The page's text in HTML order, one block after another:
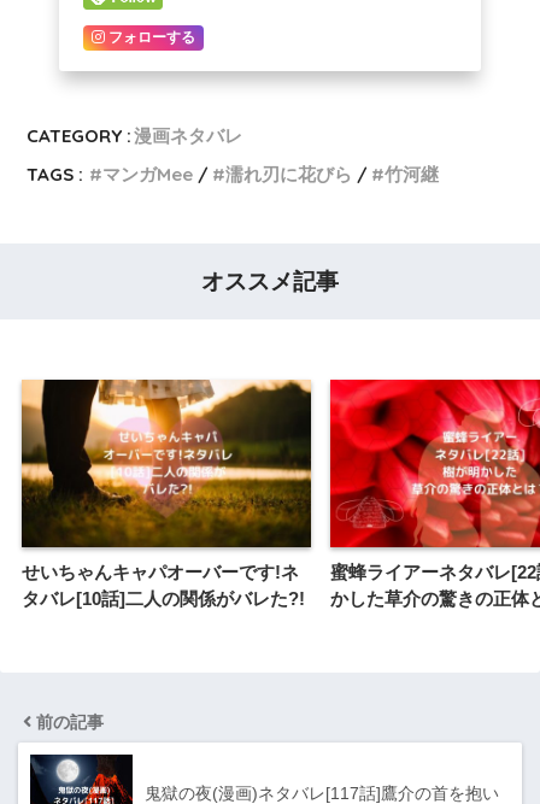
フォローする
CATEGORY :漫画ネタバレ
TAGS :
マンガMee 濡れ刃に花びら 竹河継
オススメ記事
せいちゃんキャパオーバーです!ネ
タバレ[10話]二人の関係がバレた?!
蜜蜂ライアーネタバレ
かした草介の驚きの正体
前の記事
鬼獄の夜(漫画)ネタバレ[117話]鷹介の首を抱い